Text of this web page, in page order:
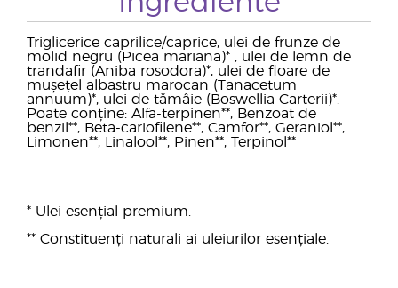
Triglicerice caprilice/caprice, ulei de frunze de
molid negru (Picea mariana)* , ulei de lemn de
trandafir (Aniba rosodora)*, ulei de floare de
mușețel albastru marocan (Tanacetum
annuum)*, ulei de tămâie (Boswellia Carterii)*.
Poate conține: Alfa-terpinen**, Benzoat de
benzil**, Beta-cariofilene**, Camfor**, Geraniol**,
Limonen**, Linalool**, Pinen**, Terpinol**
* Ulei esențial premium.
** Constituenți naturali ai uleiurilor esențiale.